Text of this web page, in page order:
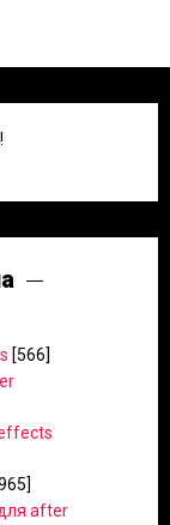
!
[566]
after